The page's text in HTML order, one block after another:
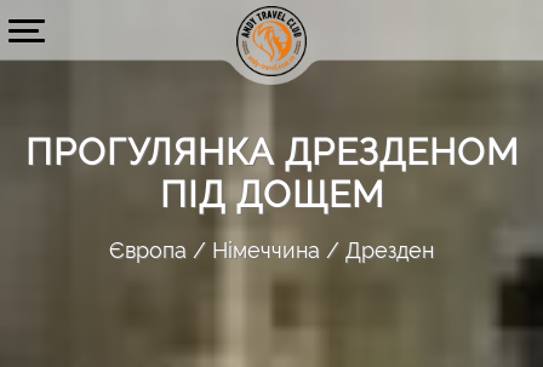
ПРОГУЛЯНКА ДРЕЗДЕНОМ
ПІД ДОЩЕМ
Європа Німеччина Дрезден